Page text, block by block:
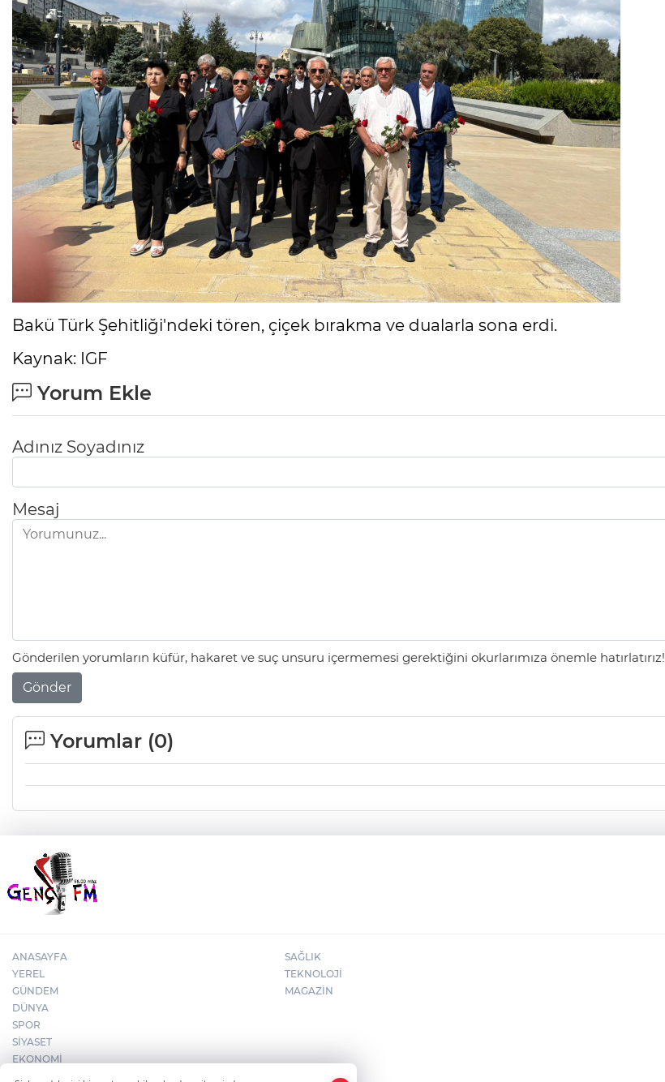
Bakü Türk Şehitliği'ndeki tören, çiçek bırakma ve dualarla sona erdi.
Kaynak: IGF
Yorum Ekle
Adınız Soyadınız
Mesaj
Gönderilen yorumların küfür, hakaret ve suç unsuru içermemesi gerektiğini okurlarımıza önemle hatırlatırız!
Gönder
Yorumlar (0)
ANASAYFA
YEREL
GÜNDEM
DÜNYA
SPOR
SİYASET
EKONOMİ
SAĞLIK
TEKNOLOJİ
MAGAZİN